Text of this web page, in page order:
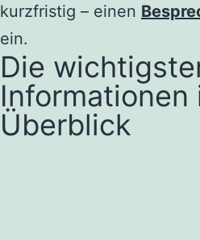
kurzfristig – einen
ein.
Die
Informationen
Überblick